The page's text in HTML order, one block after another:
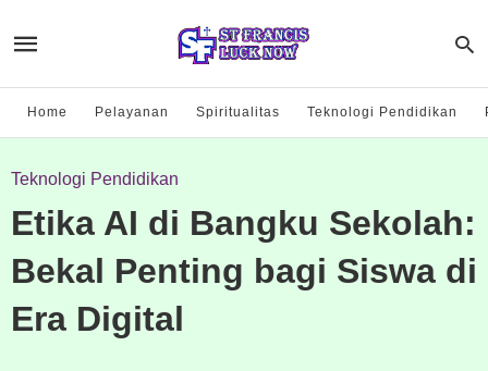
Home Pelayanan Spiritualitas Teknologi Pendidikan
Teknologi Pendidikan
Etika AI di Bangku Sekolah:
Bekal Penting bagi Siswa di
Era Digital